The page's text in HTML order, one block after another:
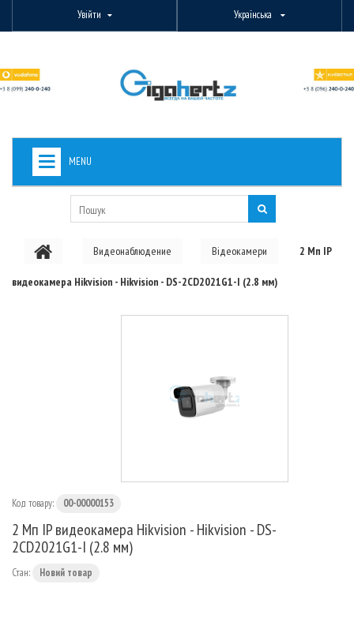
Увійти Українська
MENU
PON ОБЛАДНАННЯ
Видеонаблюдение Відеокамери 2 Мп IP
видеокамера Hikvision - Hikvision - DS-2CD2021G1-I (2.8 мм)
Код товару: 00-00000153
2 Мп IP видеокамера Hikvision - Hikvision - DS-
2CD2021G1-I (2.8 мм)
Стан: Новий товар